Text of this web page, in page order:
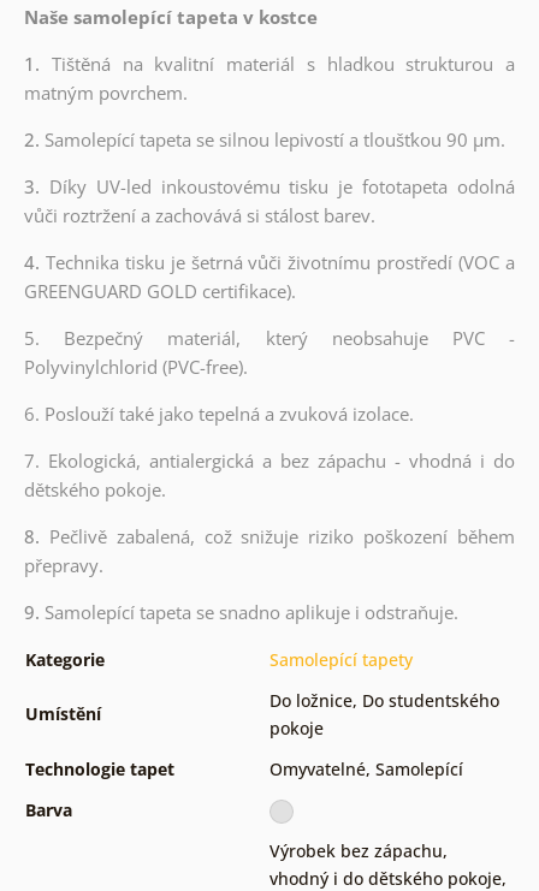
Naše samolepící tapeta v kostce
1. Tištěná na kvalitní materiál s hladkou strukturou a
matným povrchem.
2. Samolepící tapeta se silnou lepivostí a tloušťkou 90 µm.
3. Díky UV-led inkoustovému tisku je fototapeta odolná
vůči roztržení a zachovává si stálost barev.
4. Technika tisku je šetrná vůči životnímu prostředí (VOC a
GREENGUARD GOLD certifikace).
5. Bezpečný materiál, který neobsahuje PVC -
Polyvinylchlorid (PVC-free).
6. Poslouží také jako tepelná a zvuková izolace.
7. Ekologická, antialergická a bez zápachu - vhodná i do
dětského pokoje.
8. Pečlivě zabalená, což snižuje riziko poškození během
přepravy.
9. Samolepící tapeta se snadno aplikuje i odstraňuje.
Kategorie Samolepící tapety
Umístění
Do ložnice, Do studentského
pokoje
Technologie tapet
Omyvatelné, Samolepící
Barva
Výrobek bez zápachu,
vhodný i do dětského pokoje,